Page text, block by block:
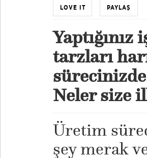
LOVE IT PAYLAŞ
tarzları
Neler size
Üretim
şey merak